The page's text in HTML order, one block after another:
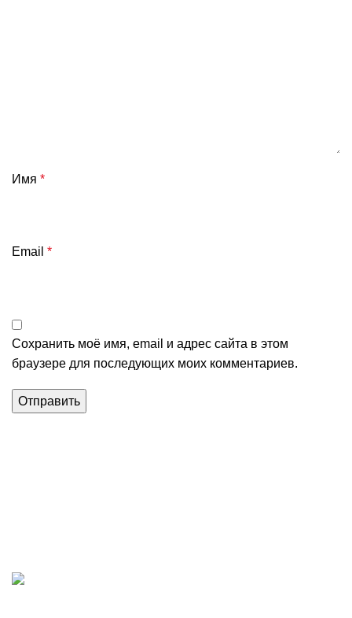
Имя *
Email *
Сохранить моё имя, email и адрес сайта в этом
браузере для последующих моих комментариев.